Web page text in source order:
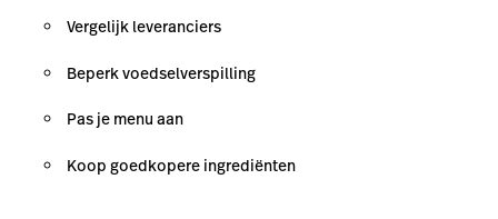
Vergelijk leveranciers
Beperk voedselverspilling
Pas je menu aan
Koop goedkopere ingrediënten